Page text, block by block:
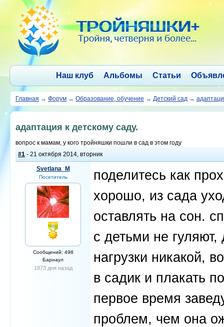
Наш клуб Альбомы Статьи
Главная → Форум → Образование, обучение → Детский сад →
адаптация к детскому саду.
вопрос к мамам, у кого тройняшки пошли в сад в этом году
#1 - 21 октября 2014, вторник
Svetlana_M
Посетитель
Сообщений: 498
Барнаул
1873 дня назад
поделитесь как
хорошо, из сада
оставлять на сон.
с детьми не
нагрузки никакой,
в садик и плакать
первое время
проблем, чем она